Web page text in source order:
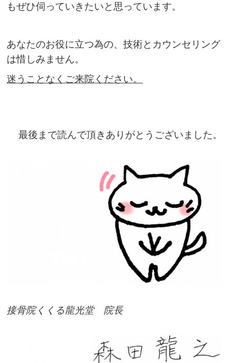
もぜひ伺っていきたいと思っています。
あなたのお役に立つ為の、技術とカウンセリング
は惜しみません。
迷うことなくご来院 ください。
最後まで読んで頂きありがとうございました。
接骨院くくる龍光堂 院長